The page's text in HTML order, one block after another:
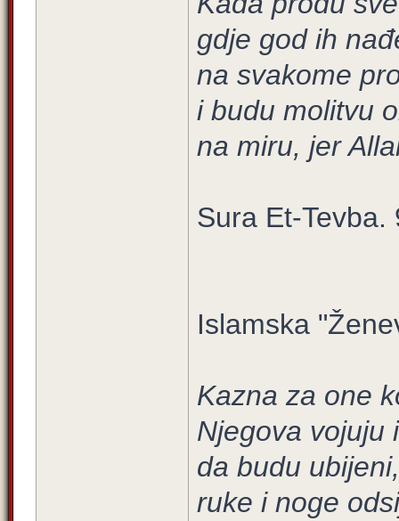
gdje god ih
na svakome
i budu molitvu
na miru, jer
Sura Et-Tevba.
Islamska
Kazna za one
Njegova vojuju
da budu
ruke i noge